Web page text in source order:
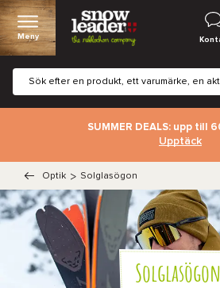
Meny
SUMMER DEALS: upp till
Upptäck
Optik > Solglasögon
Solglasögon